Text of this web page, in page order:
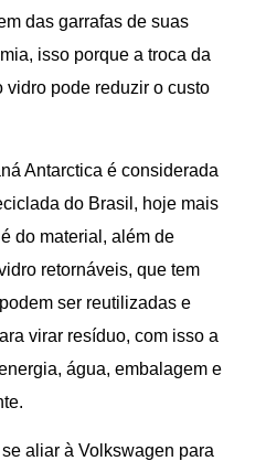
das garrafas de suas
isso porque a troca da
vidro pode reduzir o custo
Antarctica é considerada
do Brasil, hoje mais
do material, além de
retornáveis, que tem
ser reutilizadas e
virar resíduo, com isso a
água, embalagem e
aliar à Volkswagen para